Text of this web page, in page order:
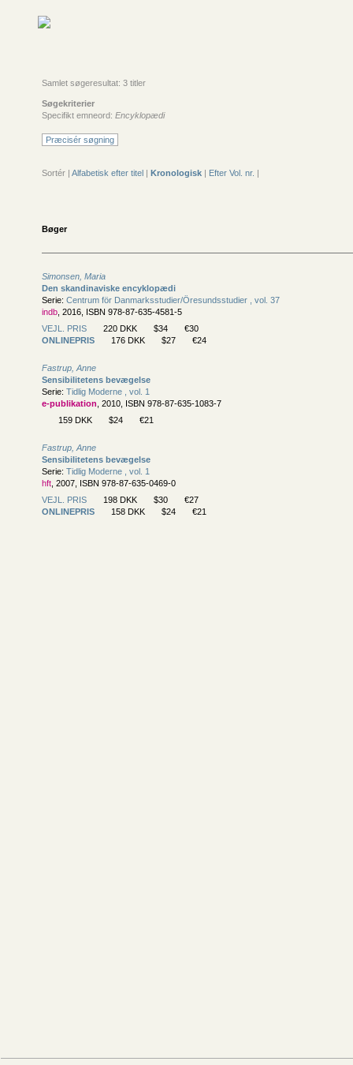
Samlet søgeresultat: 3 titler
Søgekriterier
Specifikt emneord: Encyklopædi
Præcisér søgning
Sortér | Alfabetisk efter titel | Kronologisk | Efter Vol. nr. |
Bøger
Simonsen, Maria
Den skandinaviske encyklopædi
Serie: Centrum för Danmarksstudier/Öresundsstudier , vol. 37
indb , 2016, ISBN 978-87-635-4581-5
VEJL. PRIS
220 DKK $34
€30
ONLINEPRIS
176 DKK $27 €24
Fastrup, Anne
Sensibilitetens bevægelse
Serie: Tidlig Moderne , vol. 1
e-publikation , 2010, ISBN 978-87-635-1083-7
159 DKK
$24 €21
Fastrup, Anne
Sensibilitetens bevægelse
Serie: Tidlig Moderne , vol. 1
hft , 2007, ISBN 978-87-635-0469-0
VEJL. PRIS
198 DKK $30
€27
ONLINEPRIS
158 DKK $24 €21